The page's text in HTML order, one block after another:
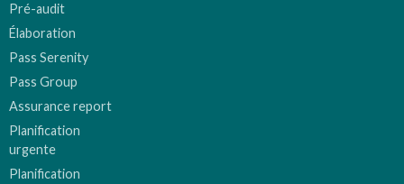
Pré-audit
Élaboration
Pass Serenity
Pass Group
Assurance report
Planification
urgente
Planification